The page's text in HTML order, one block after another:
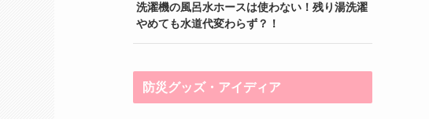
洗濯機の風呂水ホースは使わない！残り湯洗濯
やめても水道代変わらず？！
防災グッズ・アイディア